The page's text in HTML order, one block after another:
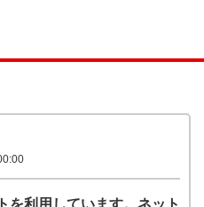
を利用しています。ネット